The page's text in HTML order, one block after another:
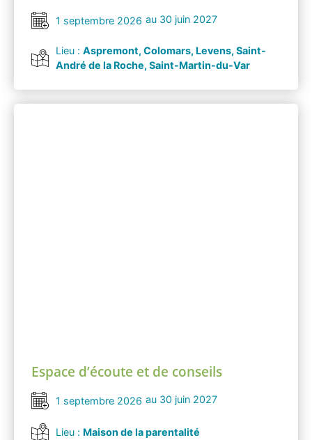
1 septembre 2026 au 30 juin 2027
Lieu : Aspremont, Colomars, Levens, Saint-
André de la Roche, Saint-Martin-du-Var
Espace d’écoute et de conseils
1 septembre 2026 au 30 juin 2027
Lieu : Maison de la parentalité